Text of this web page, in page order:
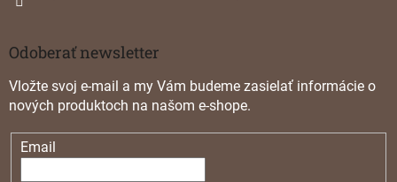
Odoberať newsletter
Vložte svoj e-mail a my Vám budeme zasielať informácie o
nových produktoch na našom e-shope.
Email